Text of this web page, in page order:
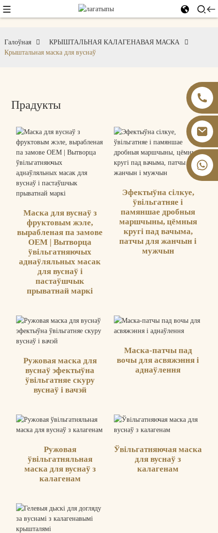
+86 13826059902
Галоўная
КРЫШТАЛЬНАЯ КАЛАГЕНАВАЯ МАСКА
Крыштальная маска для вуснаў
Прадукты
Маска для вуснаў з
фруктовым жэле,
вырабленая па замове
OEM | Вытворца
ўвільгатняючых
аднаўляльных масак
для вуснаў і
пастаўшчык
прыватнай маркі
Эфектыўна сілкуе,
ўвільгатняе і
памяншае дробныя
маршчыны, цёмныя
кругі пад вачыма,
патчы для жанчын і
мужчын
Ружовая маска для
вуснаў эфектыўна
ўвільгатняе скуру
вуснаў і вачэй
Маска-патчы пад
вочы для асвяжэння і
аднаўлення
Ружовая
ўвільгатняльная
маска для вуснаў з
калагенам
Ўвільгатняючая маска
для вуснаў з
калагенам